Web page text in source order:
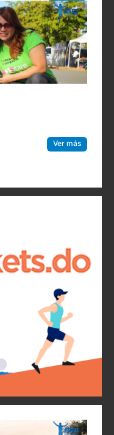
Ver más